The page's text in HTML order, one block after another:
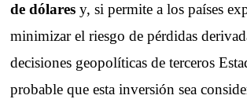
de dólares y, si permite a los países
minimizar el riesgo de pérdidas
decisiones geopolíticas de terceros
probable que esta inversión sea